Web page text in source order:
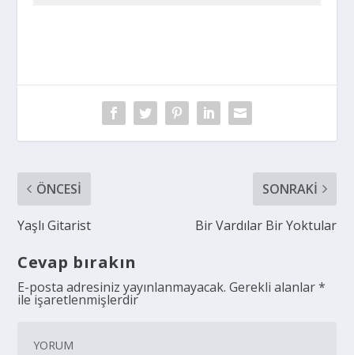
ÖNCESI
Yaşlı Gitarist
SONRAKI
Bir Vardılar Bir Yoktular
Cevap bırakın
E-posta adresiniz yayınlanmayacak. Gerekli alanlar*
ile işaretlenmişlerdir